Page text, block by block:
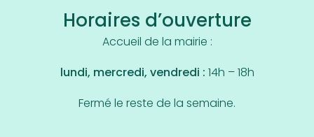
Horaires d’ouverture
Accueil de la mairie :
lundi, mercredi, vendredi : 14h – 18h
Fermé le reste de la semaine.